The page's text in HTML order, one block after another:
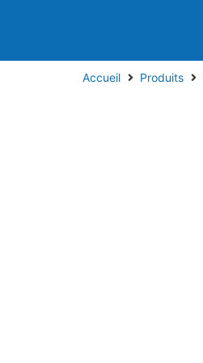
Accueil Produits